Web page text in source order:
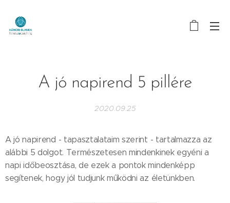
A jó napirend 5 pillére
2020.09.25
A jó napirend - tapasztalataim szerint - tartalmazza az
alábbi 5 dolgot. Természetesen mindenkinek egyéni a
napi időbeosztása, de ezek a pontok mindenképp
segítenek, hogy jól tudjunk működni az életünkben.